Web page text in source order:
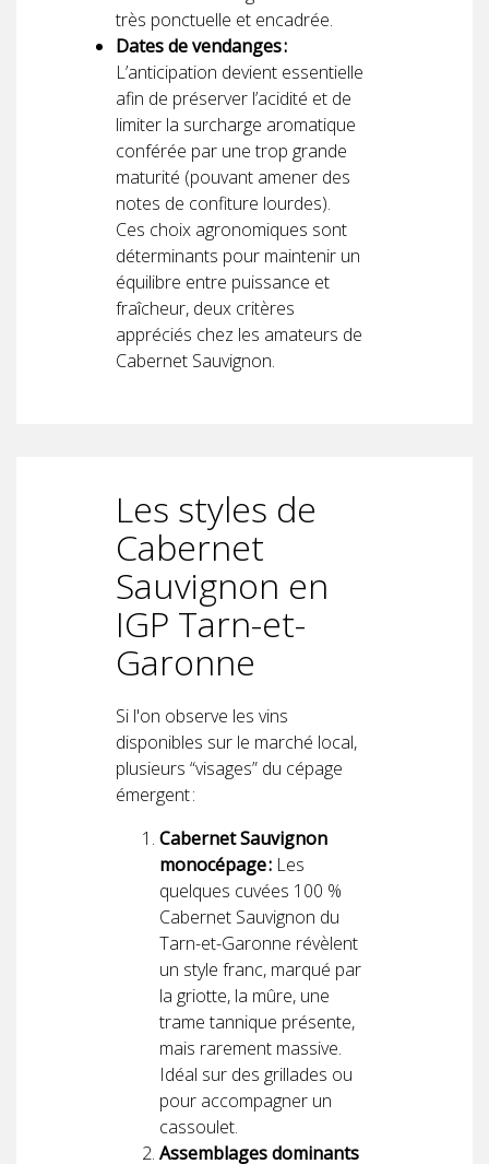
très ponctuelle et encadrée.
Dates de vendanges :
L’anticipation devient essentielle
afin de préserver l’acidité et de
limiter la surcharge aromatique
conférée par une trop grande
maturité (pouvant amener des
notes de confiture lourdes).
Ces choix agronomiques sont
déterminants pour maintenir un
équilibre entre puissance et
fraîcheur, deux critères
appréciés chez les amateurs de
Cabernet Sauvignon.
Les styles de
Cabernet
Sauvignon en
IGP Tarn-et-
Garonne
Si l'on observe les vins
disponibles sur le marché local,
plusieurs “visages” du cépage
émergent :
Cabernet Sauvignon
monocépage : Les
quelques cuvées 100 %
Cabernet Sauvignon du
Tarn-et-Garonne révèlent
un style franc, marqué par
la griotte, la mûre, une
trame tannique présente,
mais rarement massive.
Idéal sur des grillades ou
pour accompagner un
cassoulet.
Assemblages dominants